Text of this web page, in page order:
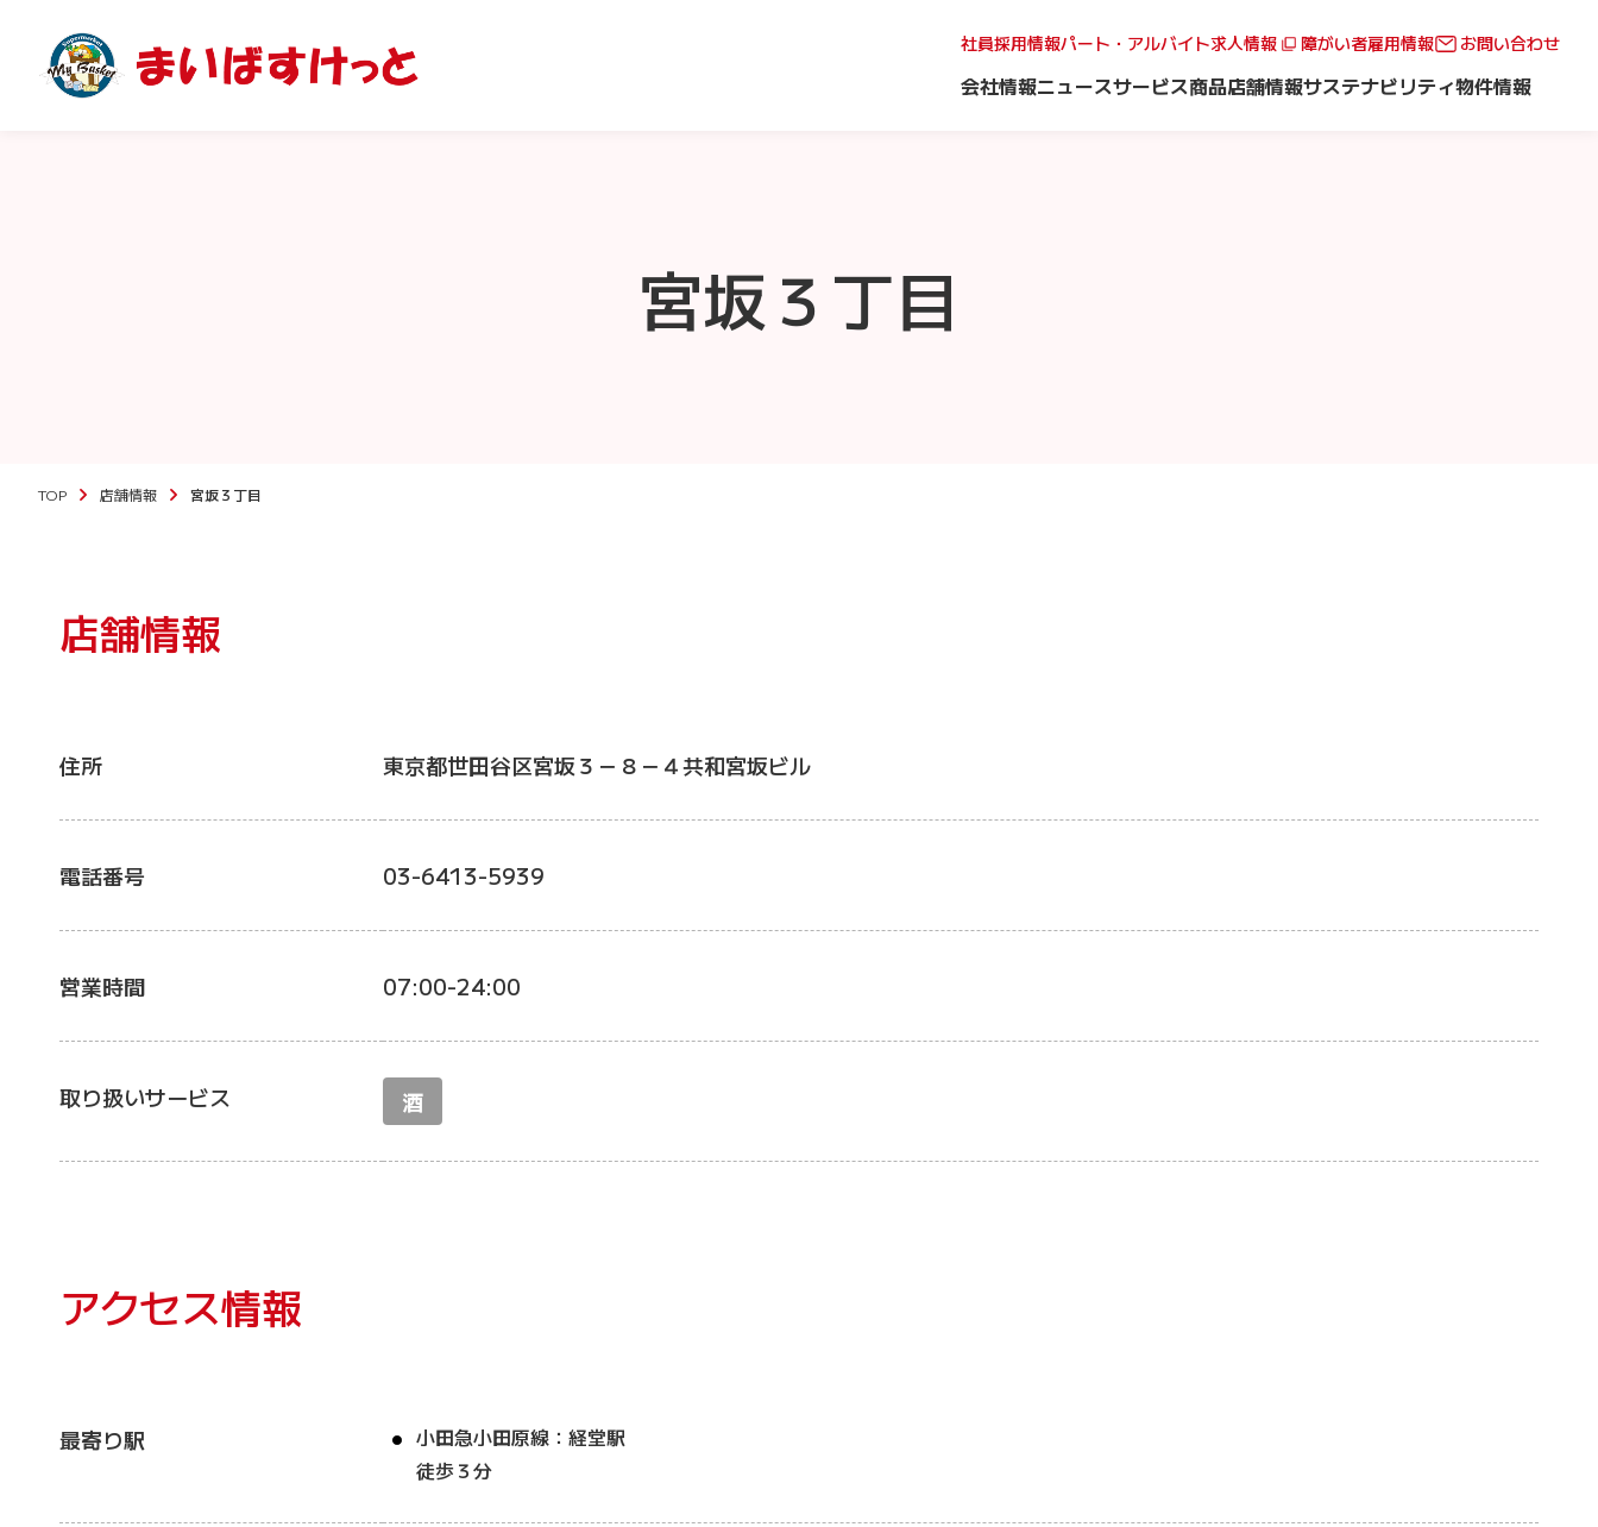
社員採用情報パート・アルバイト求人情報 障がい者雇用情報 お問い合わせ
会社情報ニュースサービス商品店舗情報サステナビリティ物件情報
宮坂３丁目
TOP 店舗情報 宮坂３丁目
店舗情報
住所 東京都世田谷区宮坂３－８－４共和宮坂ビル
電話番号 03-6413-5939
営業時間 07:00-24:00
取り扱いサービス 酒
アクセス情報
最寄り駅
小田急小田原線：経堂駅
徒歩３分